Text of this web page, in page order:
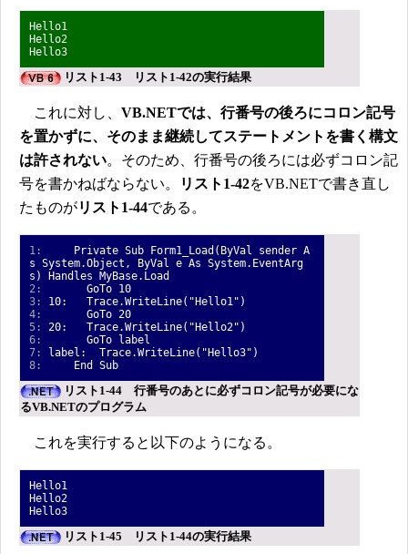
Hello1
Hello2
Hello3
リスト1-43 リスト1-42の実行結果
これに対し、 VB.NETでは、行番号の後ろにコロン記号
を置かずに、そのまま継続してステートメントを書く構文
は許されない。そのため、行番号の後ろには必ずコロン記
号を書かねばならない。
リスト1-42をVB.NETで書き直し
たものがリスト1-44である。
1:
Private Sub Form1_Load(ByVal sender A
s System.Object, ByVal e As System.EventArg
s) Handles MyBase.Load
2:
GoTo 10
3: 10: Trace.WriteLine("Hello1")
4:
GoTo 20
5: 20: Trace.WriteLine("Hello2")
6:
GoTo label
7: label: Trace.WriteLine("Hello3")
8:
End Sub
リスト1-44 行番号のあとに必ずコロン記号が必要にな
るVB.NETのプログラム
これを実行すると以下のようになる。
Hello1
Hello2
Hello3
リスト1-45 リスト1-44の実行結果